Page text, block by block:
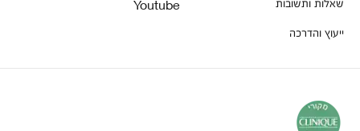
ייעוץ והדרכה
Youtube